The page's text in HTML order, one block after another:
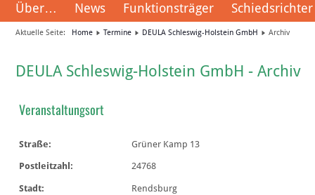
Über… News Funktionsträger Schiedsrichter
Aktuelle Seite: Home Termine DEULA Schleswig-Holstein GmbH Archiv
DEULA Schleswig-Holstein GmbH - Archiv
Veranstaltungsort
Straße: Grüner Kamp 13
Postleitzahl: 24768
Stadt: Rendsburg